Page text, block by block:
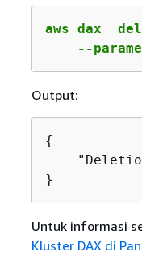
aws dax
--
Output:
{
}
Untuk informasi
Kluster DAX di